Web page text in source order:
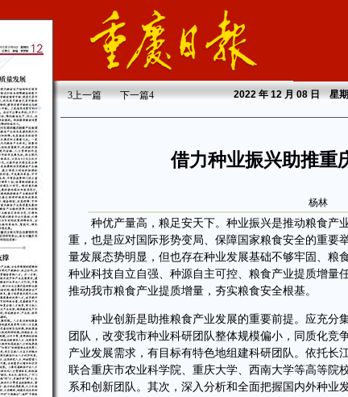
3上一篇 下一篇4 2022年 12 月 08 日 星
借力种业振兴助推重
杨林
种优产量高，粮足安天下。种业振兴是推动粮食产业
重，也是应对国际形势变局、保障国家粮食安全的重要
量发展态势明显，但也存在种业发展基础不够牢固、粮
种业科技自立自强、种源自主可控、粮食产业提质增量
推动我市粮食产业提质增量，夯实粮食安全根基。
种业创新是助推粮食产业发展的重要前提。应充分
团队，改变我市种业科研团队整体规模偏小，同质化竞
产业发展需求，有目标有特色地组建科研团队。依托长
联合重庆市农业科学院、重庆大学、西南大学等高等院
系和创新团队。其次，深入分析和全面把握国内外种业